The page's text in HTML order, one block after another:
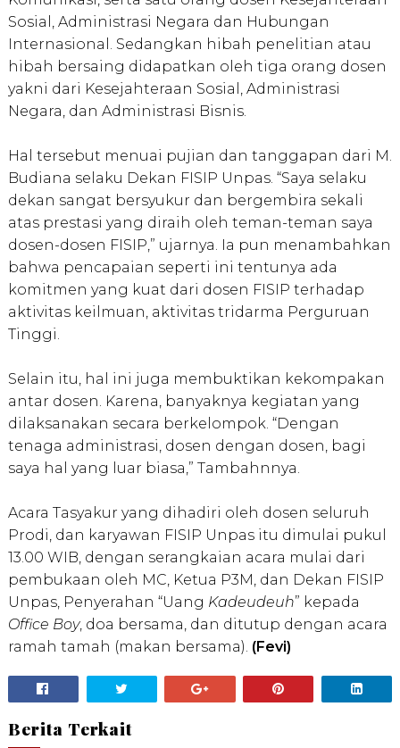
Sosial, Administrasi Negara dan Hubungan
Internasional. Sedangkan hibah penelitian atau
hibah bersaing didapatkan oleh tiga orang dosen
yakni dari Kesejahteraan Sosial, Administrasi
Negara, dan Administrasi Bisnis.
Hal tersebut menuai pujian dan tanggapan dari M.
Budiana selaku Dekan FISIP Unpas. “Saya selaku
dekan sangat bersyukur dan bergembira sekali
atas prestasi yang diraih oleh teman-teman saya
dosen-dosen FISIP,” ujarnya. Ia pun menambahkan
bahwa pencapaian seperti ini tentunya ada
komitmen yang kuat dari dosen FISIP terhadap
aktivitas keilmuan, aktivitas tridarma Perguruan
Tinggi.
Selain itu, hal ini juga membuktikan kekompakan
antar dosen. Karena, banyaknya kegiatan yang
dilaksanakan secara berkelompok. “Dengan
tenaga administrasi, dosen dengan dosen, bagi
saya hal yang luar biasa,” Tambahnnya.
Acara Tasyakur yang dihadiri oleh dosen seluruh
Prodi, dan karyawan FISIP Unpas itu dimulai pukul
13.00 WIB, dengan serangkaian acara mulai dari
pembukaan oleh MC, Ketua P3M, dan Dekan FISIP
Unpas, Penyerahan “Uang Kadeudeuh” kepada
Office Boy, doa bersama, dan ditutup dengan acara
ramah tamah (makan bersama). (Fevi)
Berita Terkait